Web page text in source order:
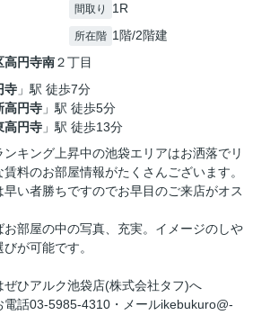
間取り 1R
所在階 1階/2階建
高円寺南２丁目
寺 」駅 徒歩7分
高円寺 」駅 徒歩5分
高円寺 」駅 徒歩13分
キング上昇中の池袋エリアはお洒落でリ
料のお部屋情報がたくさんございます。
早い者勝ちですのでお早目のご来店がオス
お部屋の中の写真、充実。イメージのしや
が可能です。
ぜひアルク池袋店(株式会社タフ)へ
電話03-5985-4310・メールikebukuro@-